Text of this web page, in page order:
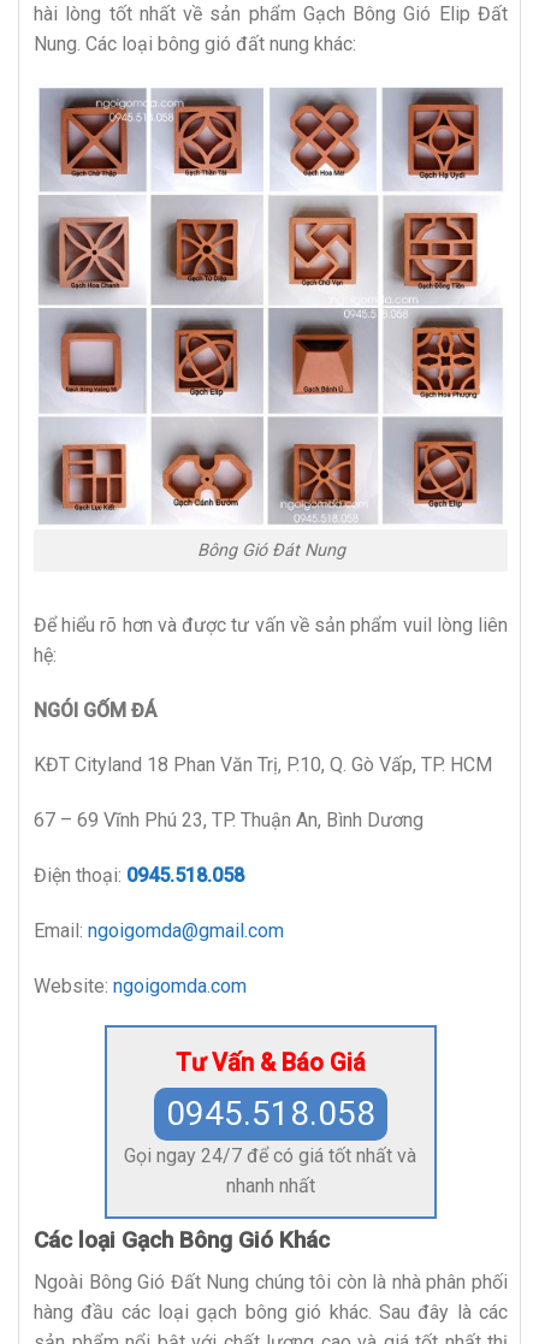
hài lòng tốt nhất về sản phẩm Gạch Bông Gió Elip Đất
Nung. Các loại bông gió đất nung khác:
Bông Gió Đát Nung
Để hiểu rõ hơn và được tư vấn về sản phẩm vuil lòng liên
hệ:
NGÓI GỐM ĐÁ
KĐT Cityland 18 Phan Văn Trị, P.10, Q. Gò Vấp, TP. HCM
67 – 69 Vĩnh Phú 23, TP. Thuận An, Bình Dương
Điện thoại: 0945.518.058
Email: ngoigomda@gmail.com
Website: ngoigomda.com
Tư Vấn & Báo Giá
0945.518.058
Gọi ngay 24/7 để có giá tốt nhất và
nhanh nhất
Các loại Gạch Bông Gió Khác
Ngoài Bông Gió Đất Nung chúng tôi còn là nhà phân phối
hàng đầu các loại gạch bông gió khác. Sau đây là các